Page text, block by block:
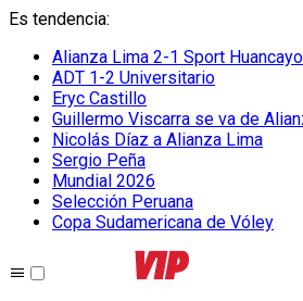
Es tendencia:
Alianza Lima 2-1 Sport Huancayo
ADT 1-2 Universitario
Eryc Castillo
Guillermo Viscarra se va de
Nicolás Díaz a Alianza Lima
Sergio Peña
Mundial 2026
Selección Peruana
Copa Sudamericana de Vóley